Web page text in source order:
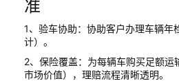
准
1、验车协助：协助客户办理车辆年
计）。
2、保险覆盖：为每辆车购买足额运
市场价值），理赔流程清晰透明。